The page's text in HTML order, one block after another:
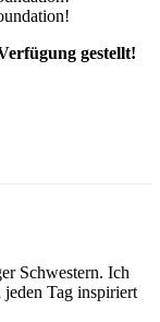
gestellt!
Schwestern. Ich
Tag inspiriert